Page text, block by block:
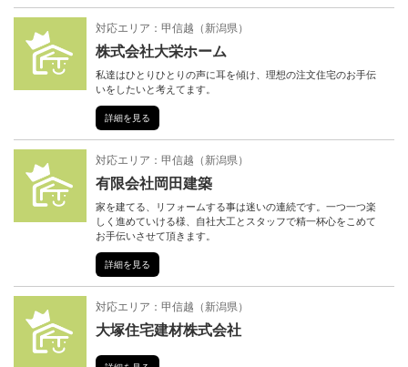
対応エリア： 甲信越 （ 新潟県）
株式会社大栄ホーム
私達はひとりひとりの声に耳を傾け、理想の注文住宅のお手伝
いをしたいと考えてます。
詳細を見る
対応エリア： 甲信越 （ 新潟県）
有限会社岡田建築
家を建てる、リフォームする事は迷いの連続です。一つ一つ楽
しく進めていける様、自社大工とスタッフで精一杯心をこめて
お手伝いさせて頂きます。
詳細を見る
対応エリア： 甲信越 （ 新潟県）
大塚住宅建材株式会社